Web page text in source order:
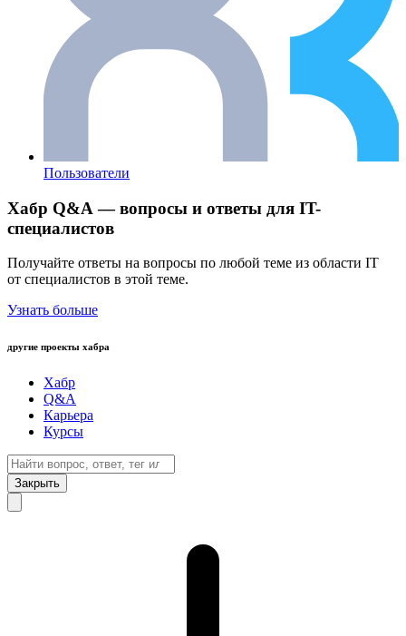
Пользователи
Хабр Q&A — вопросы и ответы для IT-
специалистов
Получайте ответы на вопросы по любой теме из области IT
от специалистов в этой теме.
Узнать больше
другие проекты хабра
Хабр
Q&A
Карьера
Курсы
Закрыть